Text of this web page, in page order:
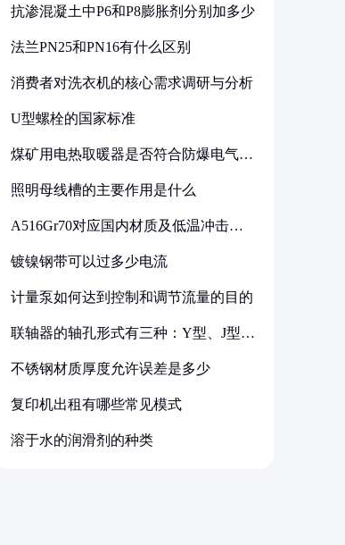
抗渗混凝土中P6和P8膨胀剂分别加多少
法兰PN25和PN16有什么区别
消费者对洗衣机的核心需求调研与分析
U型螺栓的国家标准
煤矿用电热取暖器是否符合防爆电气设
照明母线槽的主要作用是什么
A516Gr70对应国内材质及低温冲击要
镀镍钢带可以过多少电流
计量泵如何达到控制和调节流量的目的
联轴器的轴孔形式有三种：Y型、J型、
不锈钢材质厚度允许误差是多少
复印机出租有哪些常见模式
溶于水的润滑剂的种类